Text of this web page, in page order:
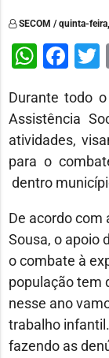
SECOM / quinta-
Durante todo
Assistência
atividades,
para o
dentro
De acordo com
Sousa, o apoio
o combate à
população tem
nesse ano
trabalho
fazendo as